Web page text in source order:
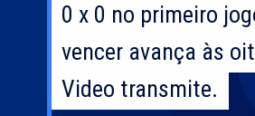
0 x 0 no primeiro
vencer avança às
Video transmite.
0 x 0 no primeiro
vencer avança às
Video transmite.